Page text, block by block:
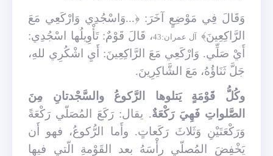
وَقَالَ فِي مَوْضِعٍ آخَرَ: ﴿...وَاسْجُدِي وَارْكَعِي مَعَ
الرَّاكِعِينَ﴾
آل عمران:43
، قَالَ قَوْمٌ: تَأْوِيلُها اسْجُدِي:
أَيْ صَلِّي. وَارْكَعِي مَعَ الرَّاكِعِينَ: أَيِ اشْكُرِي للهِ،
جَلَّ ثَنَاؤُهُ، مَعَ الشَّاكِرِينَ.
وكُلُّ قَوْمَةٍ يَتلوها الرَّكوعُ والسَّجْدتانِ مِنَ
الصَّلواتِ فَهِيَ رَكْعَةٌ. يقال: رَكَعَ المُصَلّي رَكْعَةً
وَرَكْعَتَيْنِ وَثَلاثَ رَكَعاتٍ. وأَما الرُّكوعُ، فهو أَن
يَخْفِضَ المُصلّي رأْسَهُ بعد القَوْمةِ الّتي فيها